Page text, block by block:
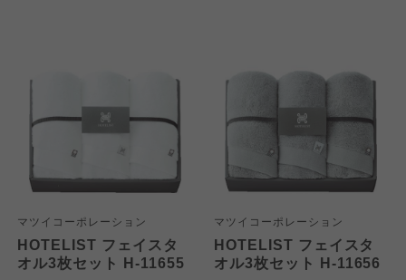
マツイコーポレーション
HOTELIST フェイスタ
オル3枚セット H-11655
マツイコーポレーション
HOTELIST フェイスタ
オル3枚セット H-11656